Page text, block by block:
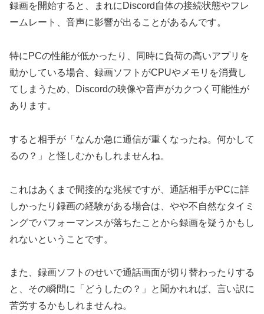
録画を開始すると、まれにDiscord自体の接続状態やフレ
ームレート、音声に影響が出ることがあるんです。
特にPCの性能が低かったり、同時に負荷の高いアプリを
動かしている場合、録画ソフトがCPUやメモリを消費し
てしまうため、Discordの映像や音声がカクつく可能性が
あります。
すると相手が「なんか急に通信が重くなったね。何かして
るの？」と怪しむかもしれませんね。
これはあくまで間接的な兆候ですが、通話相手がPCに詳
しかったり録画の経験がある場合は、やや不自然なタイミ
ングでパフォーマンスが落ちたことから録画を疑うかもし
れないということです。
また、録画ソフトのせいで通話画面が切り替わったりする
と、その瞬間に「どうしたの？」と聞かれれば、言い訳に
苦労するかもしれませんね。